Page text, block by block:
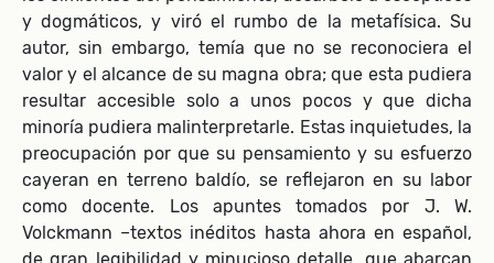
y dogmáticos, y viró el rumbo de la metafísica. Su
autor, sin embargo, temía que no se reconociera el
valor y el alcance de su magna obra; que esta pudiera
resultar accesible solo a unos pocos y que dicha
minoría pudiera malinterpretarle. Estas inquietudes, la
preocupación por que su pensamiento y su esfuerzo
cayeran en terreno baldío, se reflejaron en su labor
como docente. Los apuntes tomados por J. W.
Volckmann –textos inéditos hasta ahora en español,
de gran legibilidad y minucioso detalle, que abarcan